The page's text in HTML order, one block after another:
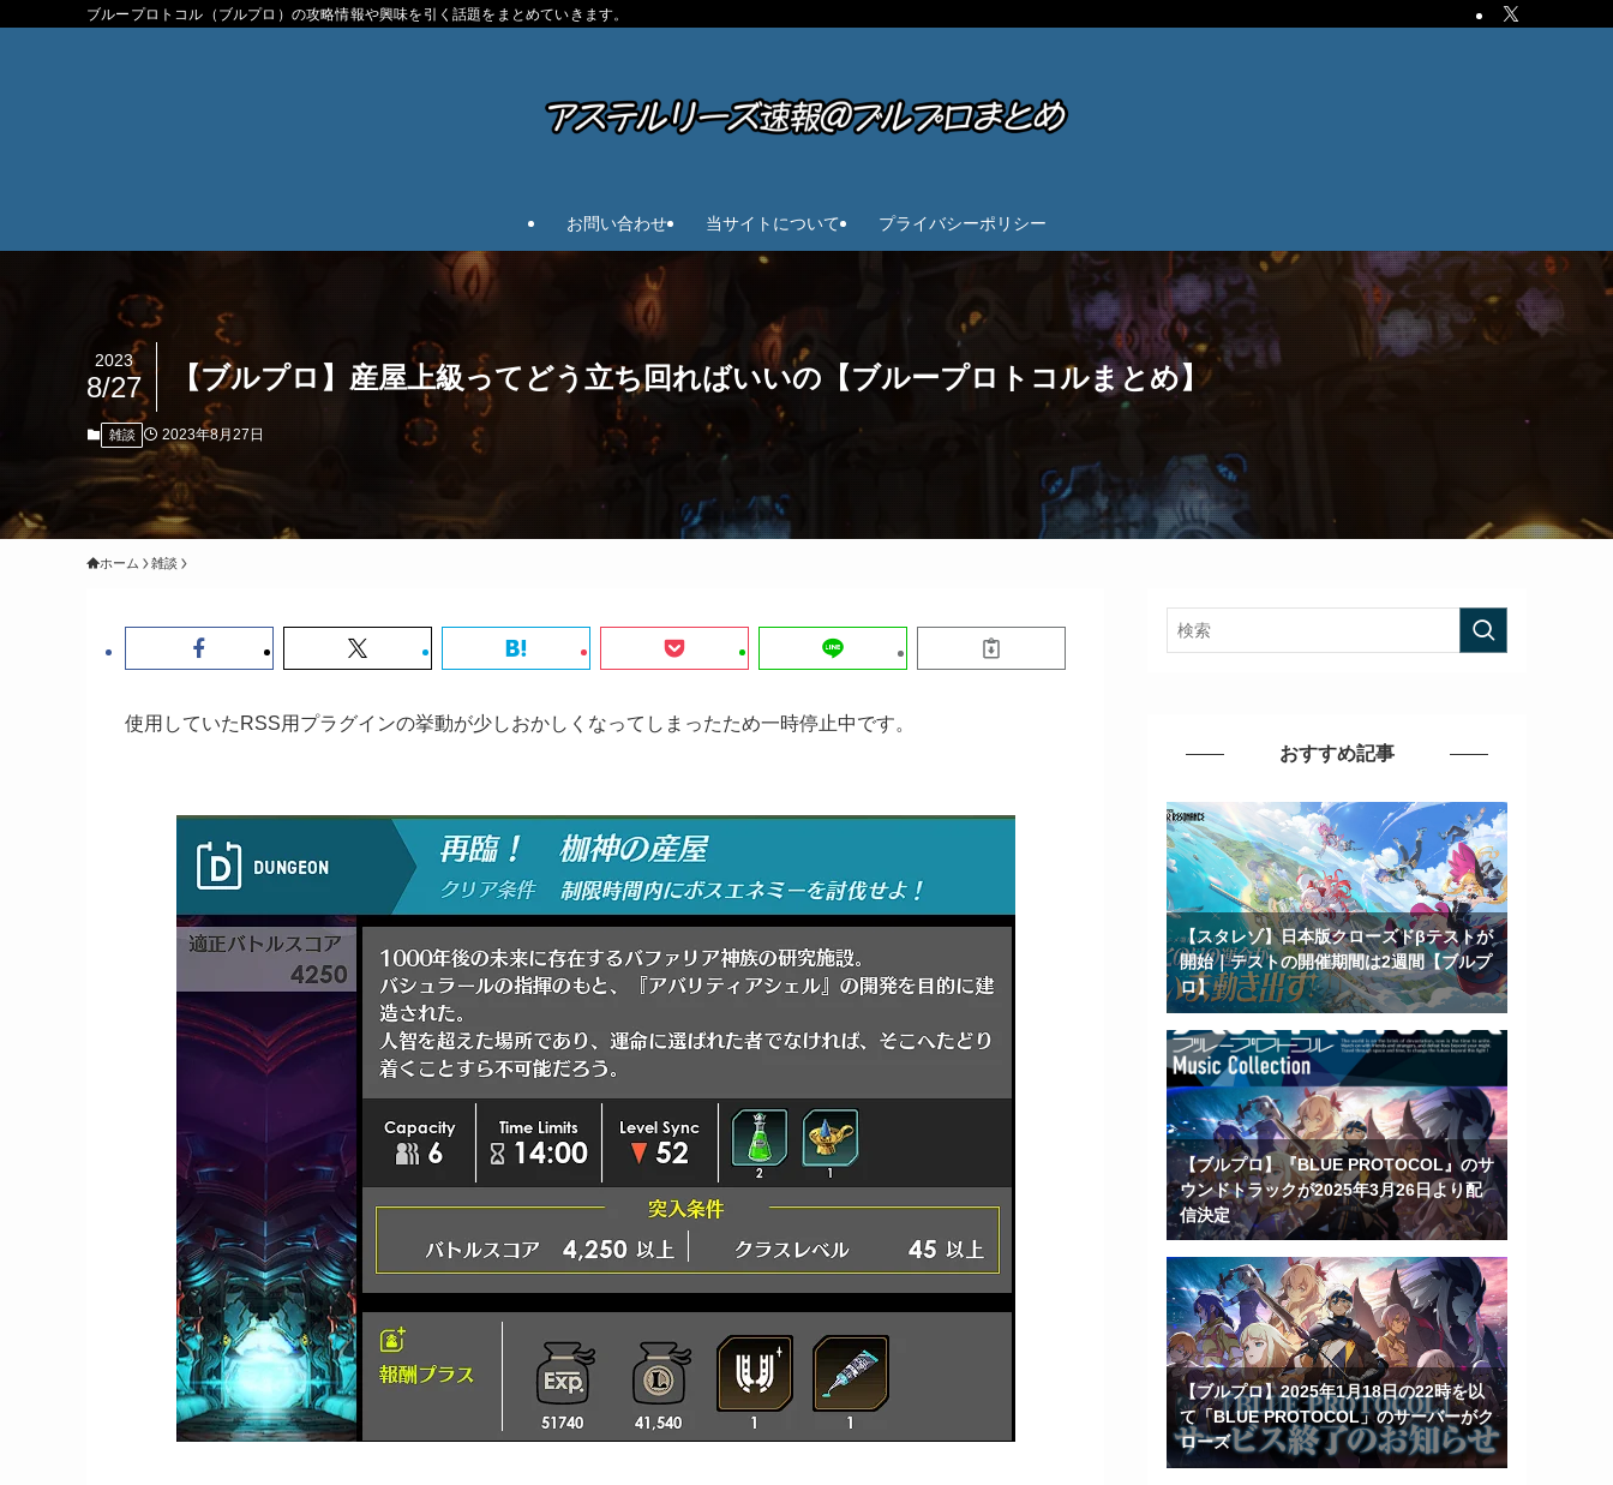
ブループロトコル（ブルプロ）の攻略情報や興味を引く話題をまとめていきます。
お問い合わせ 当サイトについて プライバシーポリシー
【ブルプロ】産屋上級ってどう立ち回ればいいの【ブループロトコルまとめ】
2023
8/27
雑談 2023年8月27日
ホーム 雑談
使用していたRSS用プラグインの挙動が少しおかしくなってしまったため一時停止中です。
おすすめ記事
【スタレゾ】日本版クローズドβテストが
開始｜テストの開催期間は2週間【ブルプ
ロ】
【ブルプロ】『BLUE PROTOCOL』のサ
ウンドトラックが2025年3月26日より配
信決定
【ブルプロ】2025年1月18日の22時を以
て「BLUE PROTOCOL」のサーバーがク
ローズ